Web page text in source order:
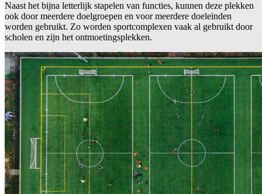
Naast het bijna letterlijk stapelen van functies, kunnen deze plekken
ook door meerdere doelgroepen en voor meerdere doeleinden
worden gebruikt. Zo worden sportcomplexen vaak al gebruikt door
scholen en zijn het ontmoetingsplekken.